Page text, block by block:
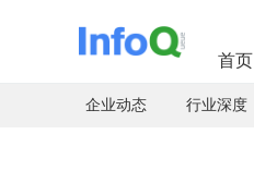
首页
企业动态 行业深度